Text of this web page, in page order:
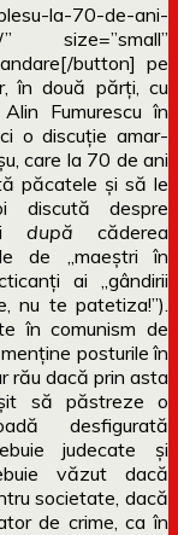
la-70-de-ani-
i/” size=”small”
button] pe
în două părți, cu
Fumurescu în
o discuție amar-
care la 70 de ani
păcatele și să le
discută despre
după căderea
de „maeștri în
ai „gândirii
nu te patetiza!”).
în comunism de
posturile în
rău dacă prin asta
să păstreze o
desfigurată
judecate și
văzut dacă
societate, dacă
de crime, ca în